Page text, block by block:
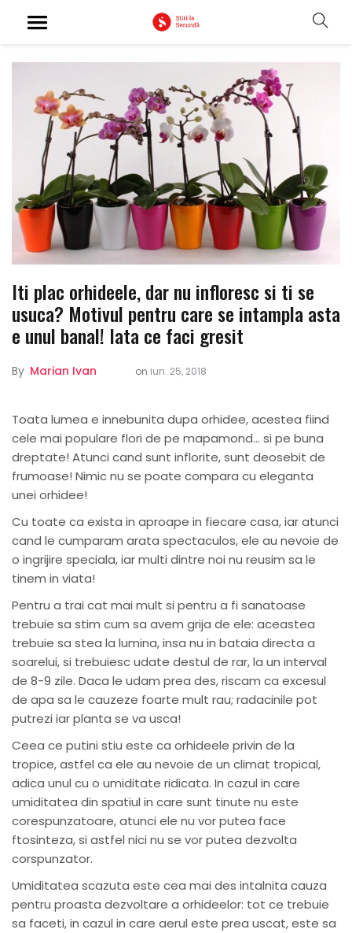
Iti plac orhideele, dar nu infloresc si ti se
usuca? Motivul pentru care se intampla asta
e unul banal! Iata ce faci gresit
By Marian Ivan on iun. 25, 2018
Toata lumea e innebunita dupa orhidee, acestea fiind
cele mai populare flori de pe mapamond… si pe buna
dreptate! Atunci cand sunt inflorite, sunt deosebit de
frumoase! Nimic nu se poate compara cu eleganta
unei orhidee!
Cu toate ca exista in aproape in fiecare casa, iar atunci
cand le cumparam arata spectaculos, ele au nevoie de
o ingrijire speciala, iar multi dintre noi nu reusim sa le
tinem in viata!
Pentru a trai cat mai mult si pentru a fi sanatoase
trebuie sa stim cum sa avem grija de ele: aceastea
trebuie sa stea la lumina, insa nu in bataia directa a
soarelui, si trebuiesc udate destul de rar, la un interval
de 8-9 zile. Daca le udam prea des, riscam ca excesul
de apa sa le cauzeze foarte mult rau; radacinile pot
putrezi iar planta se va usca!
Ceea ce putini stiu este ca orhideele privin de la
tropice, astfel ca ele au nevoie de un climat tropical,
adica unul cu o umiditate ridicata. In cazul in care
umiditatea din spatiul in care sunt tinute nu este
corespunzatoare, atunci ele nu vor putea face
ftosinteza, si astfel nici nu se vor putea dezvolta
corspunzator.
Umiditatea scazuta este cea mai des intalnita cauza
pentru proasta dezvoltare a orhideelor: tot ce trebuie
sa faceti, in cazul in care aerul este prea uscat, este sa